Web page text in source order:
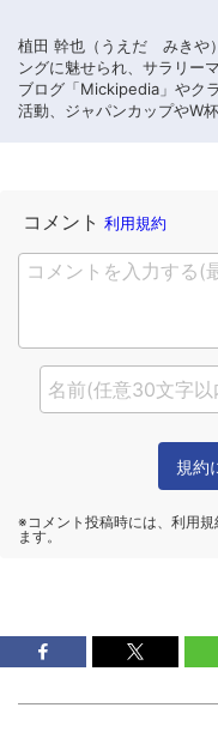
植田 幹也（うえだ みきや
ングに魅せられ、サラリー
ブログ「Mickipedia」やク
活動、ジャパンカップやW